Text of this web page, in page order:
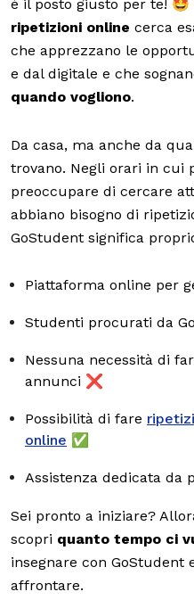
è il posto giusto per te! 🤩
ripetizioni online cerca
che apprezzano le
e dal digitale e che
quando vogliono.
Da casa, ma anche da
trovano. Negli orari in cui
preoccupare di cercare
abbiano bisogno di
GoStudent significa
Piattaforma online per
Studenti procurati da
Nessuna necessità di
annunci ❌
Possibilità di fare
online ✅
Assistenza dedicata da
Sei pronto a iniziare?
scopri quanto tempo ci
insegnare con GoStudent
affrontare.